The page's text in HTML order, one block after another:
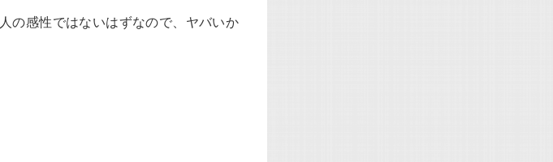
の感性ではないはずなので、ヤバいか